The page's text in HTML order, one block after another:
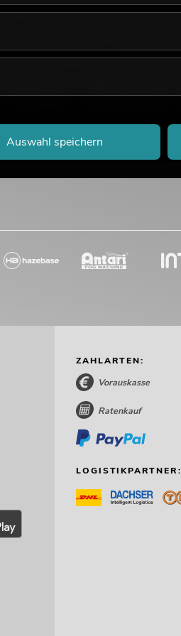
ZAHLARTEN:
Vorauskasse
Ratenkauf
LOGISTIKPARTNER:
Auswahl speichern